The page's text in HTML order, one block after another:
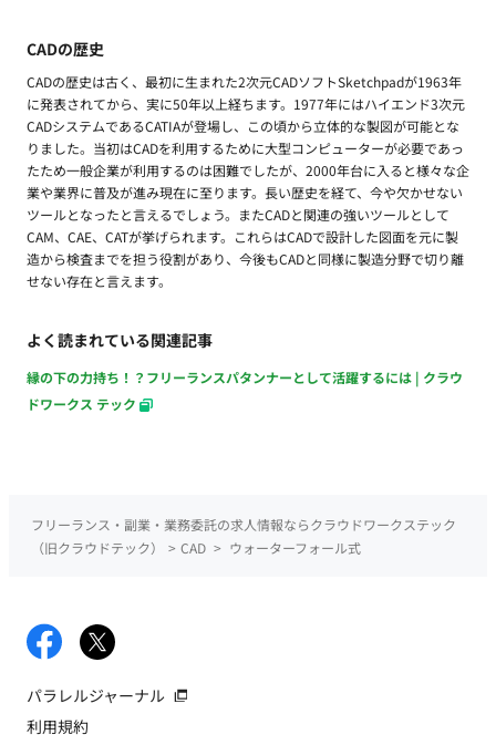
CADの歴史
CADの歴史は古く、最初に生まれた2次元CADソフトSketchpadが1963年
に発表されてから、実に50年以上経ちます。1977年にはハイエンド3次元
CADシステムであるCATIAが登場し、この頃から立体的な製図が可能とな
りました。当初はCADを利用するために大型コンピューターが必要であっ
たため一般企業が利用するのは困難でしたが、2000年台に入ると様々な企
業や業界に普及が進み現在に至ります。長い歴史を経て、今や欠かせない
ツールとなったと言えるでしょう。またCADと関連の強いツールとして
CAM、CAE、CATが挙げられます。これらはCADで設計した図面を元に製
造から検査までを担う役割があり、今後もCADと同様に製造分野で切り離
せない存在と言えます。
よく読まれている関連記事
縁の下の力持ち！？フリーランスパタンナーとして活躍するには | クラウ
ドワークス テック
フリーランス・副業・業務委託の求人情報ならクラウドワークステック
（旧クラウドテック）
> CAD > ウォーターフォール式
パラレルジャーナル
利用規約